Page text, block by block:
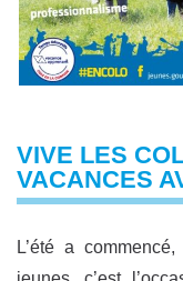
VIVE LES
VACANCES
L’été a